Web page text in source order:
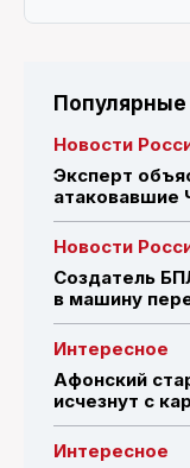
Новости
Эксперт
атаковавшие
Новости
Создатель
в машину
Интересное
Афонский
исчезнут с
Интересное